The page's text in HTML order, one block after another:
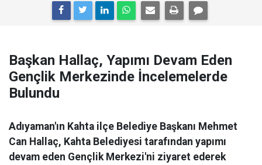
Başkan Hallaç, Yapımı Devam Eden
Gençlik Merkezinde İncelemelerde
Bulundu
Adıyaman'ın Kahta ilçe Belediye Başkanı Mehmet
Can Hallaç, Kahta Belediyesi tarafından yapımı
devam eden Gençlik Merkezi'ni ziyaret ederek